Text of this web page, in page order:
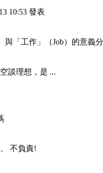
10:53 發表
與「工作」（Job）的意
談理想，是 ...
不負責!